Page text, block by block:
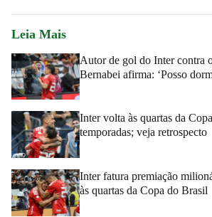
Leia Mais
Autor de gol do Inter contra
Bernabei afirma: ‘Posso
Inter volta às quartas da
temporadas; veja retrospecto
Inter fatura premiação
às quartas da Copa do Brasil